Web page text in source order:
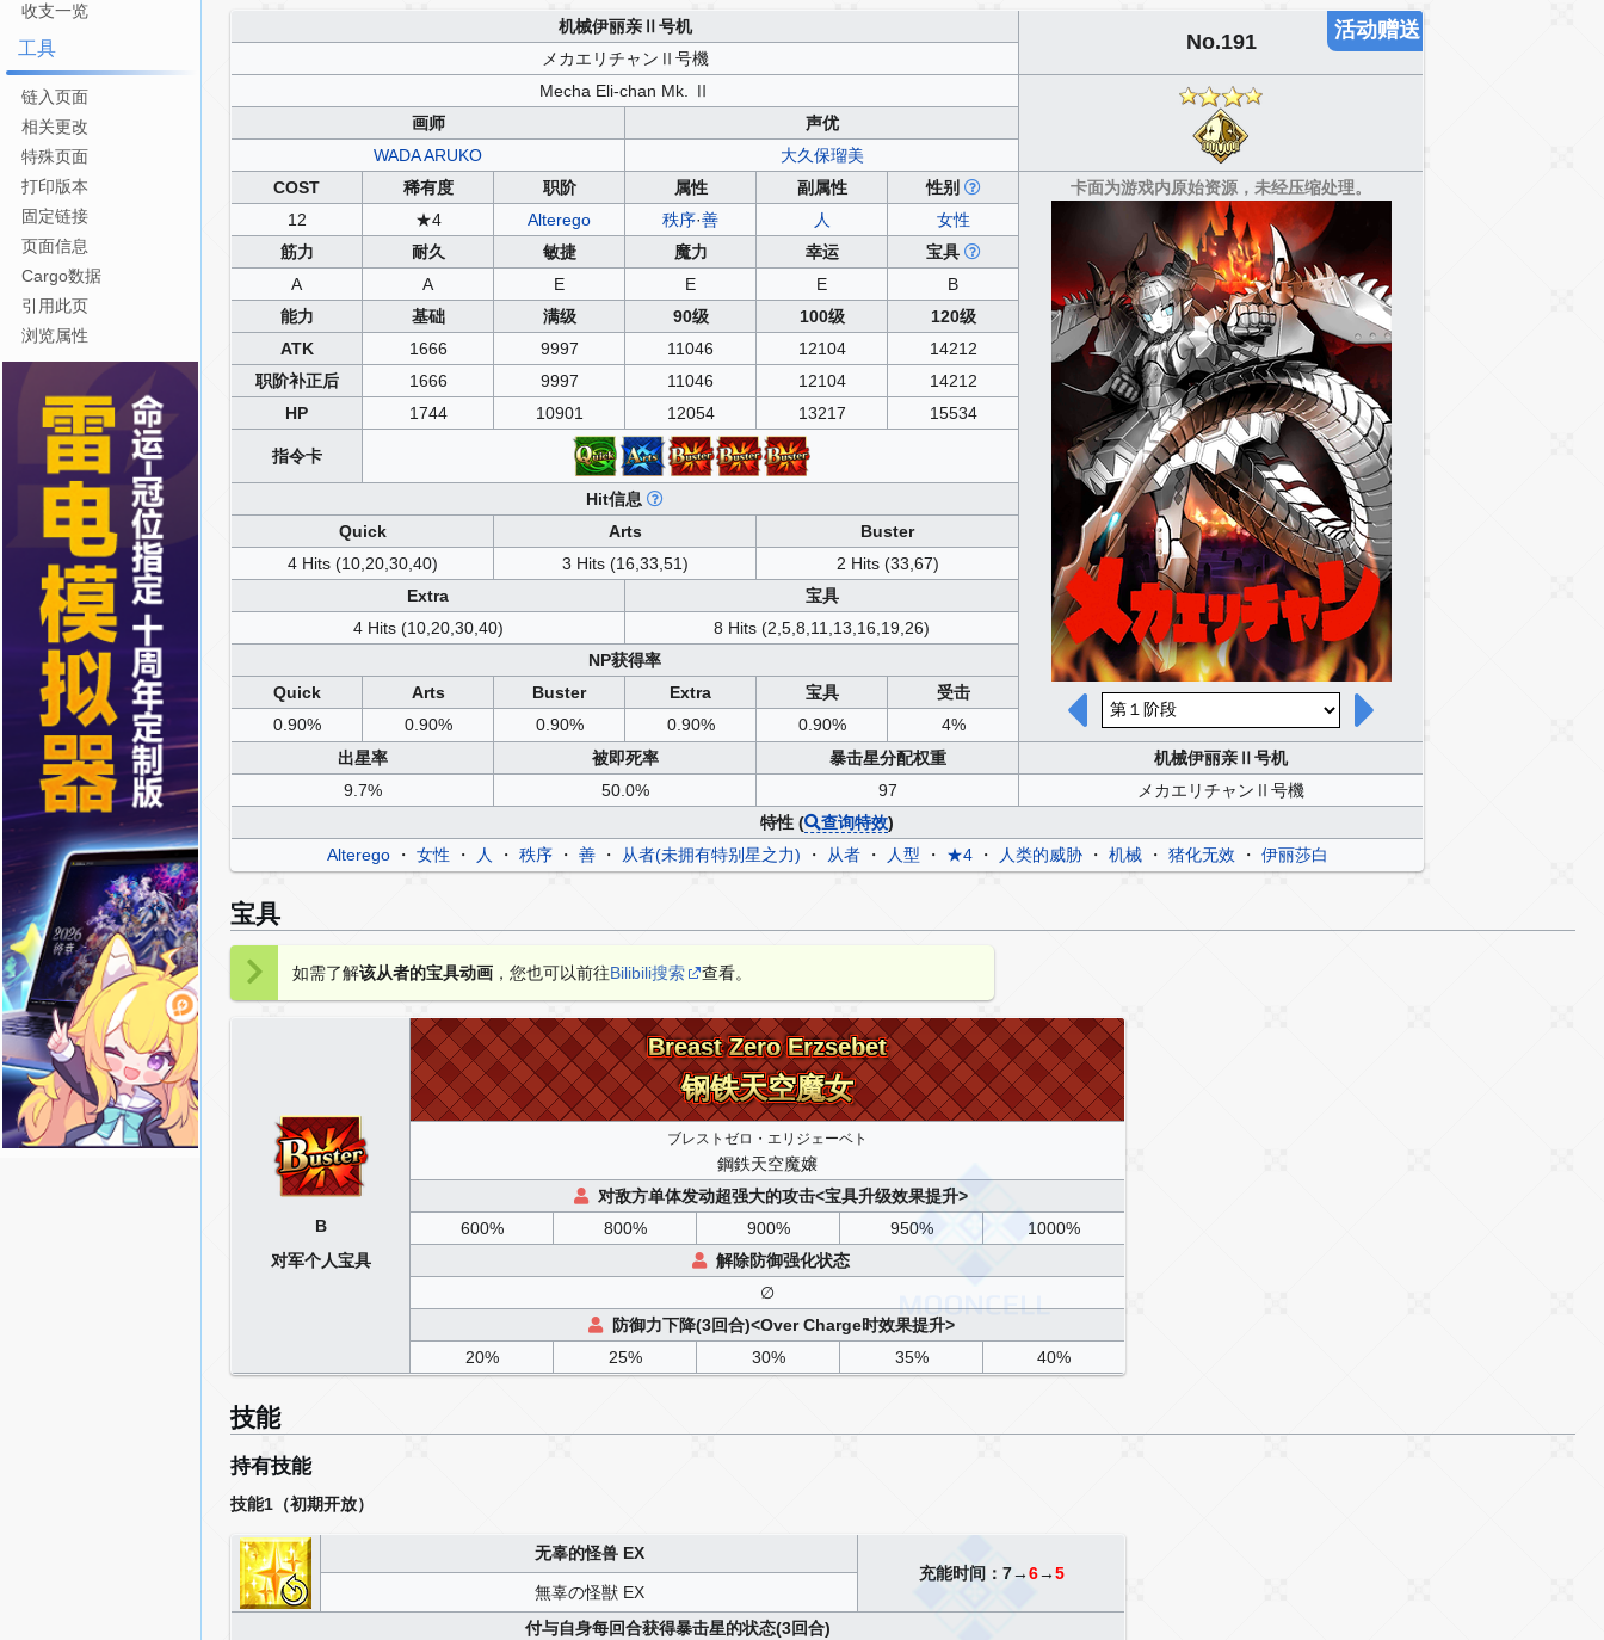
机械伊丽亲Ⅱ号机
No.191 活动赠送
メカエリチャンⅡ号機
Mecha Eli-chan Mk. Ⅱ
画师
声优
WADA ARUKO
大久保瑠美
COST
稀有度 职阶 属性 副属性 性别
卡面为游戏内原始资源，未经压缩处理。
12
★4 Alterego 秩序·善 人
女性
筋力
耐久 敏捷 魔力 幸运
宝具
A
A E E E
B
能力
基础 满级 90级 100级
120级
ATK
1666 9997 11046 12104
14212
职阶补正后
1666 9997 11046 12104
14212
HP
1744 10901 12054 13217 15534
指令卡
Hit信息
Quick
Arts
Buster
4 Hits (10,20,30,40)
3 Hits (16,33,51)
2 Hits (33,67)
Extra
宝具
4 Hits (10,20,30,40)
8 Hits (2,5,8,11,13,16,19,26)
NP获得率
Quick
Arts Buster Extra 宝具
受击
0.90%
0.90% 0.90% 0.90% 0.90%
4%
出星率
被即死率 暴击星分配权重
机械伊丽亲Ⅱ号机
9.7%
50.0% 97
メカエリチャンⅡ号機
特性 (
查询特效)
Alterego・ 女性 ・ 人 ・ 秩序・ 善・ 从者(未拥有特别星之力) ・ 从者・ 人型 ・ ★4・ 人类的威胁・ 机械・ 猪化无效 ・ 伊丽莎白
宝具
如需了解该从者的宝具动画 ，您也可以前往Bilibili搜索 查看。
B
对军个人宝具
Breast Zero Erzsebet
Breast Zero Erzsebet
钢铁天空魔女
钢铁天空魔女
ブレストゼロ・エリジェーベト
鋼鉄天空魔嬢
对敌方单体发动超强大的攻击<宝具升级效果提升>
600%
800% 900% 950%
1000%
解除防御强化状态
∅
防御力下降(3回合)<Over Charge时效果提升>
20%
25% 30% 35% 40%
技能
持有技能
技能1（初期开放）
无辜的怪兽 EX
充能时间：7→6→5
無辜の怪獣 EX
付与自身每回合获得暴击星的状态(3回合)
收支一览
工具
链入页面
相关更改
特殊页面
打印版本
固定链接
页面信息
Cargo数据
引用此页
浏览属性